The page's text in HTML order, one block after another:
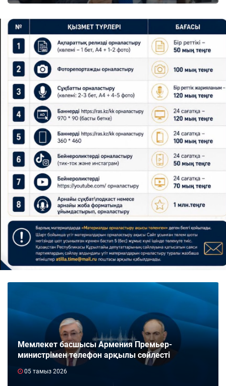
Мемлекет басшысы Армения Премьер-
министрімен телефон арқылы сөйлесті
05 тамыз 2026